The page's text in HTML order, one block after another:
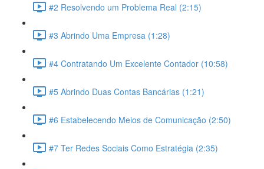
#2 Resolvendo um Problema Real (2:15)
#3 Abrindo Uma Empresa (1:28)
#4 Contratando Um Excelente Contador (10:58)
#5 Abrindo Duas Contas Bancárias (1:21)
#6 Estabelecendo Meios de Comunicação (2:50)
#7 Ter Redes Sociais Como Estratégia (2:35)